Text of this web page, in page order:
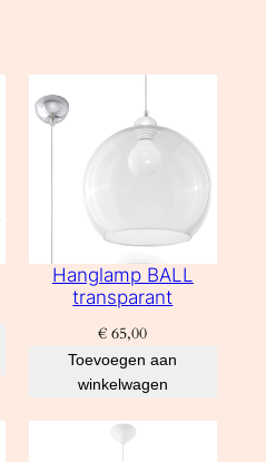
Hanglamp BALL
transparant
€ 65,00
Toevoegen aan
winkelwagen